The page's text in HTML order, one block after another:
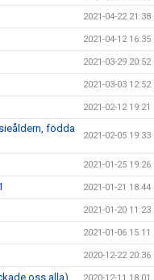
2021-04-22 21:38
2021-04-12 16:35
2021-03-29 20:52
2021-03-03 12:52
2021-02-12 19:21
födda
2021-02-05 19:33
2021-01-25 19:26
2021-01-21 18:44
2021-01-20 11:23
2021-01-06 15:11
2020-12-22 20:36
oss alla)